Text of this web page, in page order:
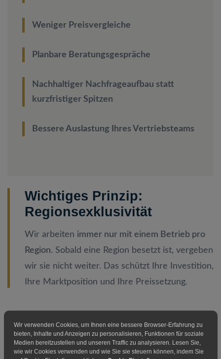
Weniger Preisvergleiche
Planbare Beratungsgespräche
Nachhaltiger Nachfrageaufbau statt
kurzfristiger Spitzen
Bessere Auslastung Ihres Vertriebsteams
Wichtiges Prinzip:
Regionsexklusivität
Wir arbeiten immer nur mit einem Betrieb pro
Region. Sobald eine Region besetzt ist, vergeben
wir sie nicht weiter. Das schützt Ihre Investition,
Ihre Marktposition und Ihre Preissetzung.
Wir verwenden Cookies, um Ihnen eine bessere Browser-Erfahrung zu
bieten, Inhalte und Anzeigen zu personalisieren, Funktionen für soziale
Medien bereitzustellen und unseren Traffic zu analysieren. Lesen Sie,
wie wir Cookies verwenden und wie Sie sie steuern können, indem Sie